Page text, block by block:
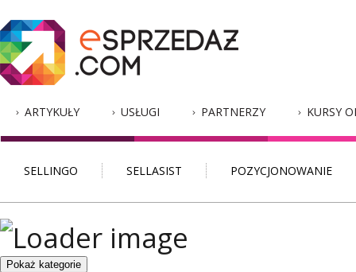
ARTYKUŁY USŁUGI PARTNERZY KURSY
SELLINGO SELLASIST POZYCJONOWANIE
Pokaż kategorie